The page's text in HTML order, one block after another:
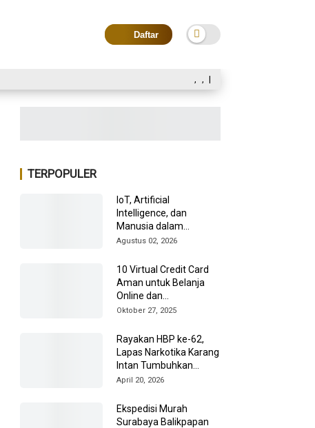
Daftar
, , |
TERPOPULER
IoT, Artificial
Intelligence, dan
Manusia dalam
Transformasi Industri
Agustus 02, 2026
10 Virtual Credit Card
Aman untuk Belanja
Online dan
Internasional
Oktober 27, 2025
Rayakan HBP ke-62,
Lapas Narkotika Karang
Intan Tumbuhkan
Energi Positif di Balik
April 20, 2026
Ekspedisi Murah
Surabaya Balikpapan